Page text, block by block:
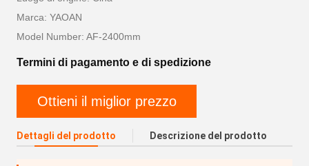
Marca: YAOAN
Model Number: AF-2400mm
Termini di pagamento e di spedizione
Ottieni il miglior prezzo
Dettagli del prodotto Descrizione del prodotto